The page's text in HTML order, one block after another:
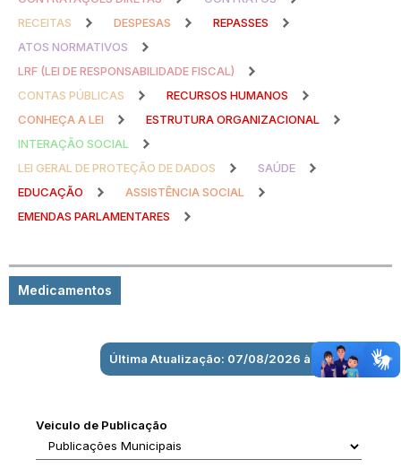
RECEITAS
DESPESAS
REPASSES
ATOS NORMATIVOS
LRF (LEI DE RESPONSABILIDADE FISCAL)
CONTAS PÚBLICAS
RECURSOS HUMANOS
CONHEÇA A LEI
ESTRUTURA ORGANIZACIONAL
INTERAÇÃO SOCIAL
LEI GERAL DE PROTEÇÃO DE DADOS
SAÚDE
EDUCAÇÃO
ASSISTÊNCIA SOCIAL
EMENDAS PARLAMENTARES
Medicamentos
Última Atualização: 07/08/2026 às 16:39:31
Veiculo de Publicação